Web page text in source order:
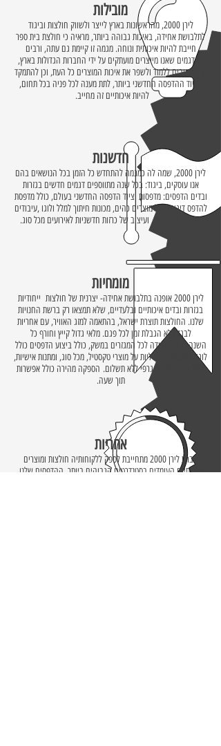
מובילות
לירן 2000, מהראשונות בארץ לייצר ולשווק חולצות וביגוד
לתלבושת אחידה, באיכות גבוהה ביותר, מראיה כי חולצת בית ספר
חייבת להיות איכותית ונוחה. מגמה זו קיימת גם עתה, ורבים
מהדגמים שאנו מייצרים מועתקים על ידי החברות הגדולות בארץ,
אנו מחויבים ללמוד ולשפר את איכות המוצרים כל העת, וכן להתמקד
בציוד ההדפסה החדשני ביותר, לתת מענה לכל פניה בכל תחום,
להיות איכותיים זה מחייב.
חדשנות
לירן 2000, שמה לה כמגמה להתחדש כל הזמן בכל הנושאים בהם
אנו עוסקים, ביגוד: בכל שנה מתווספים דגמים חדשים בגזרות
ובדים הדפסים: מדפסות וציוד הדפסה החדשני בעולם, כולל מדפסת
להדפס דיגיטלי על מוצרים כהים, מכונות חיתוך למלל ולוגו ,עיבודים
גרפיים חדשניים, ועיצוב של כרזות חדשניות לאירועים מכל סוג.
מומחיות
לירן 2000 אופנה בתלבושת אחידה- יצרנית של חולצות ייחודיות
בגזרות ובדים איכותיים ובלעדיים, שלא תמצאו רק ברשת החנויות
שלנו. החולצות תוצרת ישראל, בהתאמה למזג האוויר, עם אחריות
לבגד ללא הגבלת זמן לכל פגם. מלאי גדול קייץ וחורף כל
השנה. בגדי עבודה לכל המגזרים במשק, כולל ביצוע הדפסים כולל
לוגו. הדפסות דיגיטליות על מוצרי טקסטיל, מכל סוג, ומתנות אישיות,
כולל ביצוע עיבוד גרפי ללא תשלום. הספקה מהירה כולל אפשרות
תוך שעה.
אחריות
חברת לירן 2000 מתחייבת לספק ללקוחותיה חולצות ומוצרים
איכותיים העומדים בסטנדרטים הגבוהים ביותר. ההדפסים שלנו